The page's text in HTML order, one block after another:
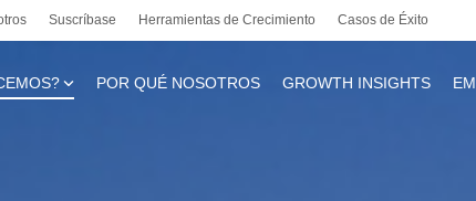
Suscríbase Herramientas de Crecimiento Casos de Éxito
POR QUÉ NOSOTROS GROWTH INSIGHTS